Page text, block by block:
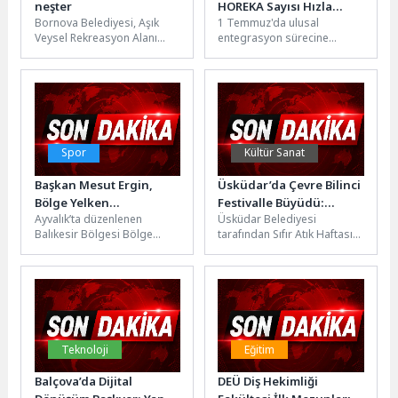
neşter
Bornova Belediyesi, Aşık
Veysel Rekreasyon Alanı
başlattığı orta refüj
çalışmasıyla düzensiz
parklanmayı...
HOREKA Sayısı Hızla
Artıyor
1 Temmuz'da ulusal
entegrasyon sürecine
Ambalajlar (DOA)
Sisteminde HOREKA (otel,
restoran ve...
Spor
Başkan Mesut Ergin,
Bölge Yelken
Yarışları’nda Sporcuların
Heyecanına Ortak Oldu
Ayvalık’ta düzenlenen
Balıkesir Bölgesi Bölge
törenine katılan Ayvalık
Belediye Başkanı Mesut
Ergin,...
Kültür Sanat
Üsküdar’da Çevre Bilinci
Festivalle Büyüdü:
Kuzguncuk Bostanı’nda
Sürdürülebilir Yaşam
Buluşması
Üsküdar Belediyesi
tarafından Sıfır Atık Haftası
“Üsküdar Çevre Festivali”,
Kuzguncuk Bostanı’nda
yoğun katılımla...
Teknoloji
Balçova’da Dijital
Eğitim
DEÜ Diş Hekimliği